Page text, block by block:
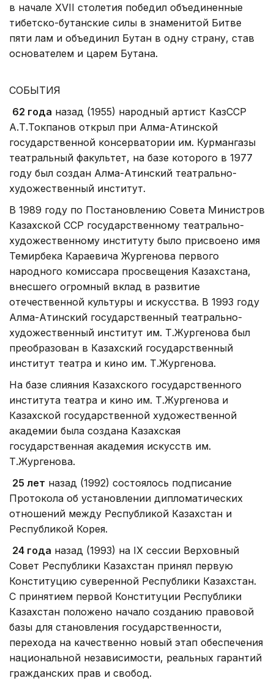
в начале XVII столетия победил объединенные
тибетско-бутанские силы в знаменитой Битве
пяти лам и объединил Бутан в одну страну, став
основателем и царем Бутана.
СОБЫТИЯ
62 года назад (1955) народный артист КазССР
А.Т.Токпанов открыл при Алма-Атинской
государственной консерватории им. Курмангазы
театральный факультет, на базе которого в 1977
году был создан Алма-Атинский театрально-
художественный институт.
В 1989 году по Постановлению Совета Министров
Казахской ССР государственному театрально-
художественному институту было присвоено имя
Темирбека Караевича Жургенова первого
народного комиссара просвещения Казахстана,
внесшего огромный вклад в развитие
отечественной культуры и искусства. В 1993 году
Алма-Атинский государственный театрально-
художественный институт им. Т.Жургенова был
преобразован в Казахский государственный
институт театра и кино им. Т.Жургенова.
На базе слияния Казахского государственного
института театра и кино им. Т.Жургенова и
Казахской государственной художественной
академии была создана Казахская
государственная академия искусств им.
Т.Жургенова.
25 лет назад (1992) состоялось подписание
Протокола об установлении дипломатических
отношений между Республикой Казахстан и
Республикой Корея.
24 года назад (1993) на IX сессии Верховный
Совет Республики Казахстан принял первую
Конституцию суверенной Республики Казахстан.
С принятием первой Конституции Республики
Казахстан положено начало созданию правовой
базы для становления государственности,
перехода на качественно новый этап обеспечения
национальной независимости, реальных гарантий
гражданских прав и свобод.